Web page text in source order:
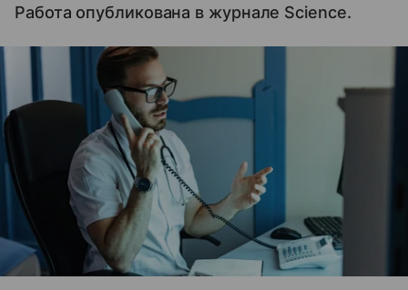
Работа опубликована в журнале Science.